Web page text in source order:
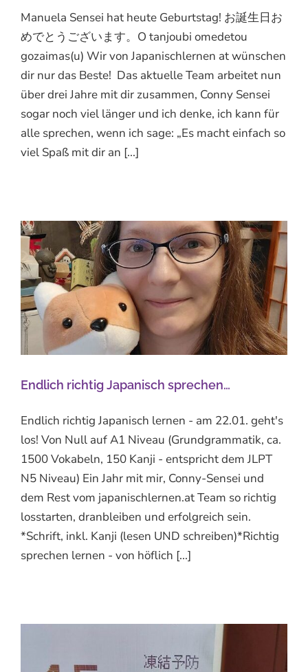
Manuela Sensei hat heute Geburtstag! お誕生日お
めでとうございます。O tanjoubi omedetou
gozaimas(u) Wir von Japanischlernen at wünschen
dir nur das Beste! Das aktuelle Team arbeitet nun
über drei Jahre mit dir zusammen, Conny Sensei
sogar noch viel länger und ich denke, ich kann für
alle sprechen, wenn ich sage: „Es macht einfach so
viel Spaß mit dir an [...]
Endlich richtig Japanisch sprechen…
Endlich richtig Japanisch lernen - am 22.01. geht's
los! Von Null auf A1 Niveau (Grundgrammatik, ca.
1500 Vokabeln, 150 Kanji - entspricht dem JLPT
N5 Niveau) Ein Jahr mit mir, Conny-Sensei und
dem Rest vom japanischlernen.at Team so richtig
losstarten, dranbleiben und erfolgreich sein.
*Schrift, inkl. Kanji (lesen UND schreiben)*Richtig
sprechen lernen - von höflich [...]